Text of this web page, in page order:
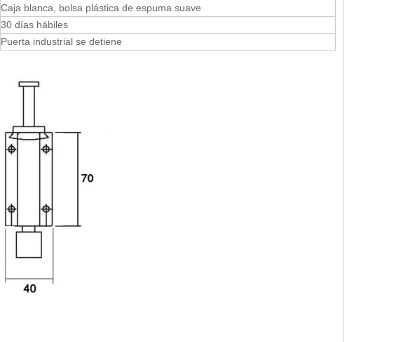
Caja blanca, bolsa plástica de espuma suave
30 días hábiles
Puerta industrial se detiene